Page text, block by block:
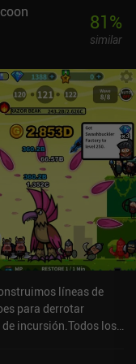
proporcionando
tanto, el oro
de investigación, y la
que se obtienen
añade una
vez que morimos o
la interfaz de
mecánicas
ociosa y pulida.Tap
$ para eliminar los
las
premium que
y desbloquear
Los iAP no
81%
similar
líneas de
para derrotar
incursión.Todos los